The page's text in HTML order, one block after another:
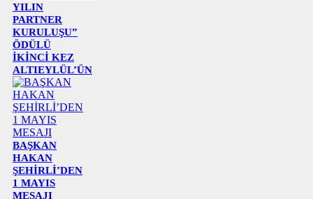
YILIN
PARTNER
KURULUŞU”
ÖDÜLÜ
İKİNCİ KEZ
ALTIEYLÜL’ÜN
BAŞKAN
HAKAN
ŞEHİRLİ’DEN
1 MAYIS
MESAJI